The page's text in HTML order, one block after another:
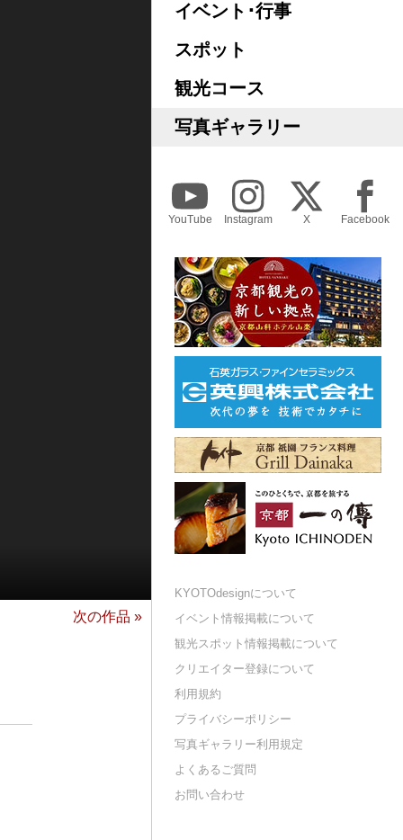
次の作品 »
イベント･行事
スポット
観光コース
写真ギャラリー
YouTube Instagram X Facebook
KYOTOdesignについて
イベント情報掲載について
観光スポット情報掲載について
クリエイター登録について
利用規約
プライバシーポリシー
写真ギャラリー利用規定
よくあるご質問
お問い合わせ